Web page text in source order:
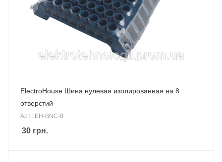
ElectroHouse Шина нулевая изолированная на 8
отверстий
Арт.: EH-BNC-8
30 грн.